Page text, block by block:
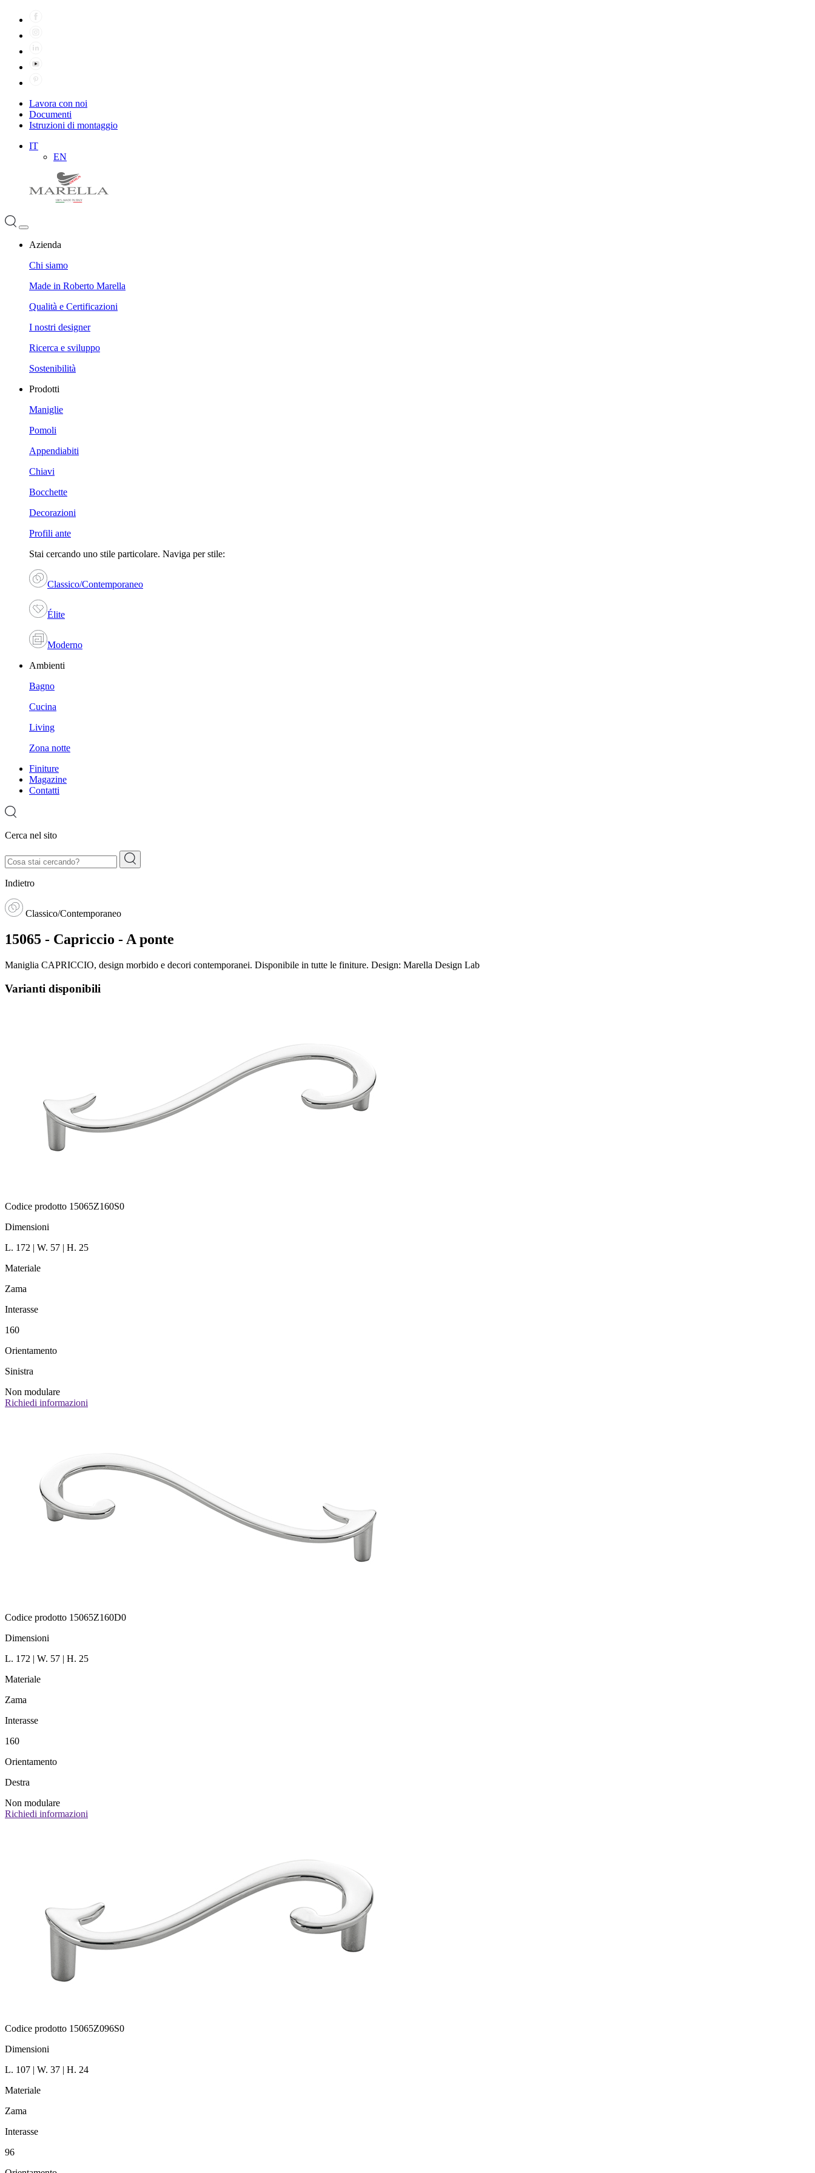
Lavora con noi
Documenti
Istruzioni di montaggio
IT
EN
Azienda
Chi siamo
Made in Roberto Marella
Qualità e Certificazioni
I nostri designer
Ricerca e sviluppo
Sostenibilità
Prodotti
Maniglie
Pomoli
Appendiabiti
Chiavi
Bocchette
Decorazioni
Profili ante
Stai cercando uno stile particolare. Naviga per stile:
Classico/Contemporaneo
Élite
Moderno
Ambienti
Bagno
Cucina
Living
Zona notte
Finiture
Magazine
Contatti
Cerca nel sito
Indietro
Classico/Contemporaneo
15065 - Capriccio - A ponte
Maniglia CAPRICCIO, design morbido e decori contemporanei. Disponibile in tutte le finiture. Design: Marella Design Lab
Varianti disponibili
Codice prodotto 15065Z160S0
Dimensioni
L. 172 | W. 57 | H. 25
Materiale
Zama
Interasse
160
Orientamento
Sinistra
Non modulare
Richiedi informazioni
Codice prodotto 15065Z160D0
Dimensioni
L. 172 | W. 57 | H. 25
Materiale
Zama
Interasse
160
Orientamento
Destra
Non modulare
Richiedi informazioni
Codice prodotto 15065Z096S0
Dimensioni
L. 107 | W. 37 | H. 24
Materiale
Zama
Interasse
96